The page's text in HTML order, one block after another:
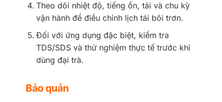
Theo dõi nhiệt độ, tiếng ồn, tải và chu kỳ
vận hành để điều chỉnh lịch tái bôi trơn.
Đối với ứng dụng đặc biệt, kiểm tra
TDS/SDS và thử nghiệm thực tế trước khi
dùng đại trà.
Bảo quản